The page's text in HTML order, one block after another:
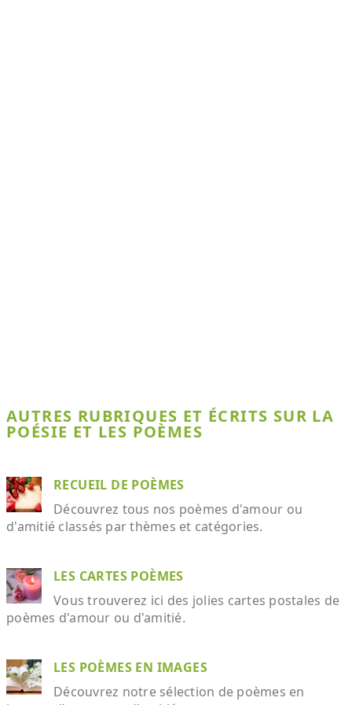
AUTRES RUBRIQUES ET ÉCRITS SUR LA
POÉSIE ET LES POÈMES
RECUEIL DE POÈMES
Découvrez tous nos poèmes d'amour ou
d'amitié classés par thèmes et catégories.
LES CARTES POÈMES
Vous trouverez ici des jolies cartes postales de
poèmes d'amour ou d'amitié.
LES POÈMES EN IMAGES
Découvrez notre sélection de poèmes en